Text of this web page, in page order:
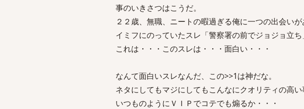
事のいきさつはこうだ。
２２歳、無職、ニートの暇過ぎる俺に一つの出会いが
イミフにのっていたスレ「警察署の前でジョジョ立ち
これは・・・このスレは・・・面白い・・・
なんて面白いスレなんだ、この>>1は神だな。
ネタにしてもマジにしてもこんなにクオリティの高い
いつものようにＶＩＰでコテでも煽るか・・・